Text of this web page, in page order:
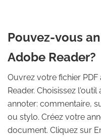
Pouvez-vous
Adobe Reader?
Ouvrez votre fichier
Reader. Choisissez
annoter: commentaire,
ou stylo. Créez votre
document. Cliquez sur